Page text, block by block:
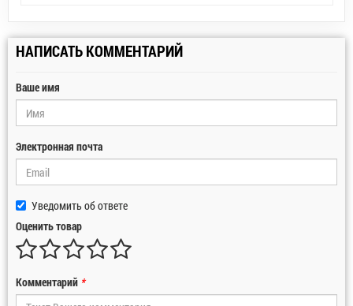
НАПИСАТЬ КОММЕНТАРИЙ
Ваше имя
Электронная почта
Уведомить об ответе
Оценить товар
Комментарий *